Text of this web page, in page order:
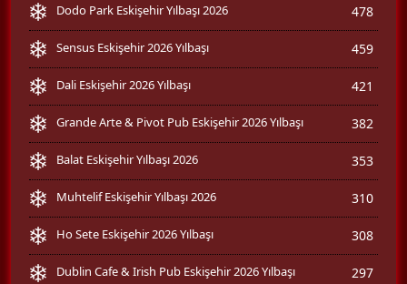
Dodo Park Eskişehir Yılbaşı 2026 478
Sensus Eskişehir 2026 Yılbaşı 459
Dali Eskişehir 2026 Yılbaşı 421
Grande Arte & Pivot Pub Eskişehir 2026 Yılbaşı 382
Balat Eskişehir Yılbaşı 2026 353
Muhtelif Eskişehir Yılbaşı 2026 310
Ho Sete Eskişehir 2026 Yılbaşı 308
Dublin Cafe & Irish Pub Eskişehir 2026 Yılbaşı 297